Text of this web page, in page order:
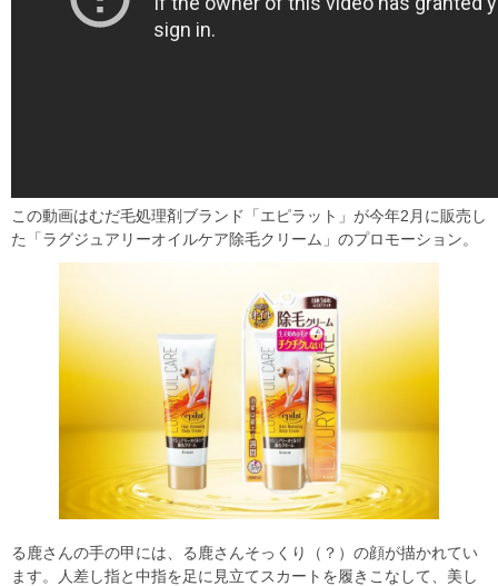
この動画はむだ毛処理剤ブランド「エピラット」が今年2月に販売し
た「ラグジュアリーオイルケア除毛クリーム」のプロモーション。
る鹿さんの手の甲には、る鹿さんそっくり（？）の顔が描かれてい
ます。人差し指と中指を足に見立てスカートを履きこなして、美し